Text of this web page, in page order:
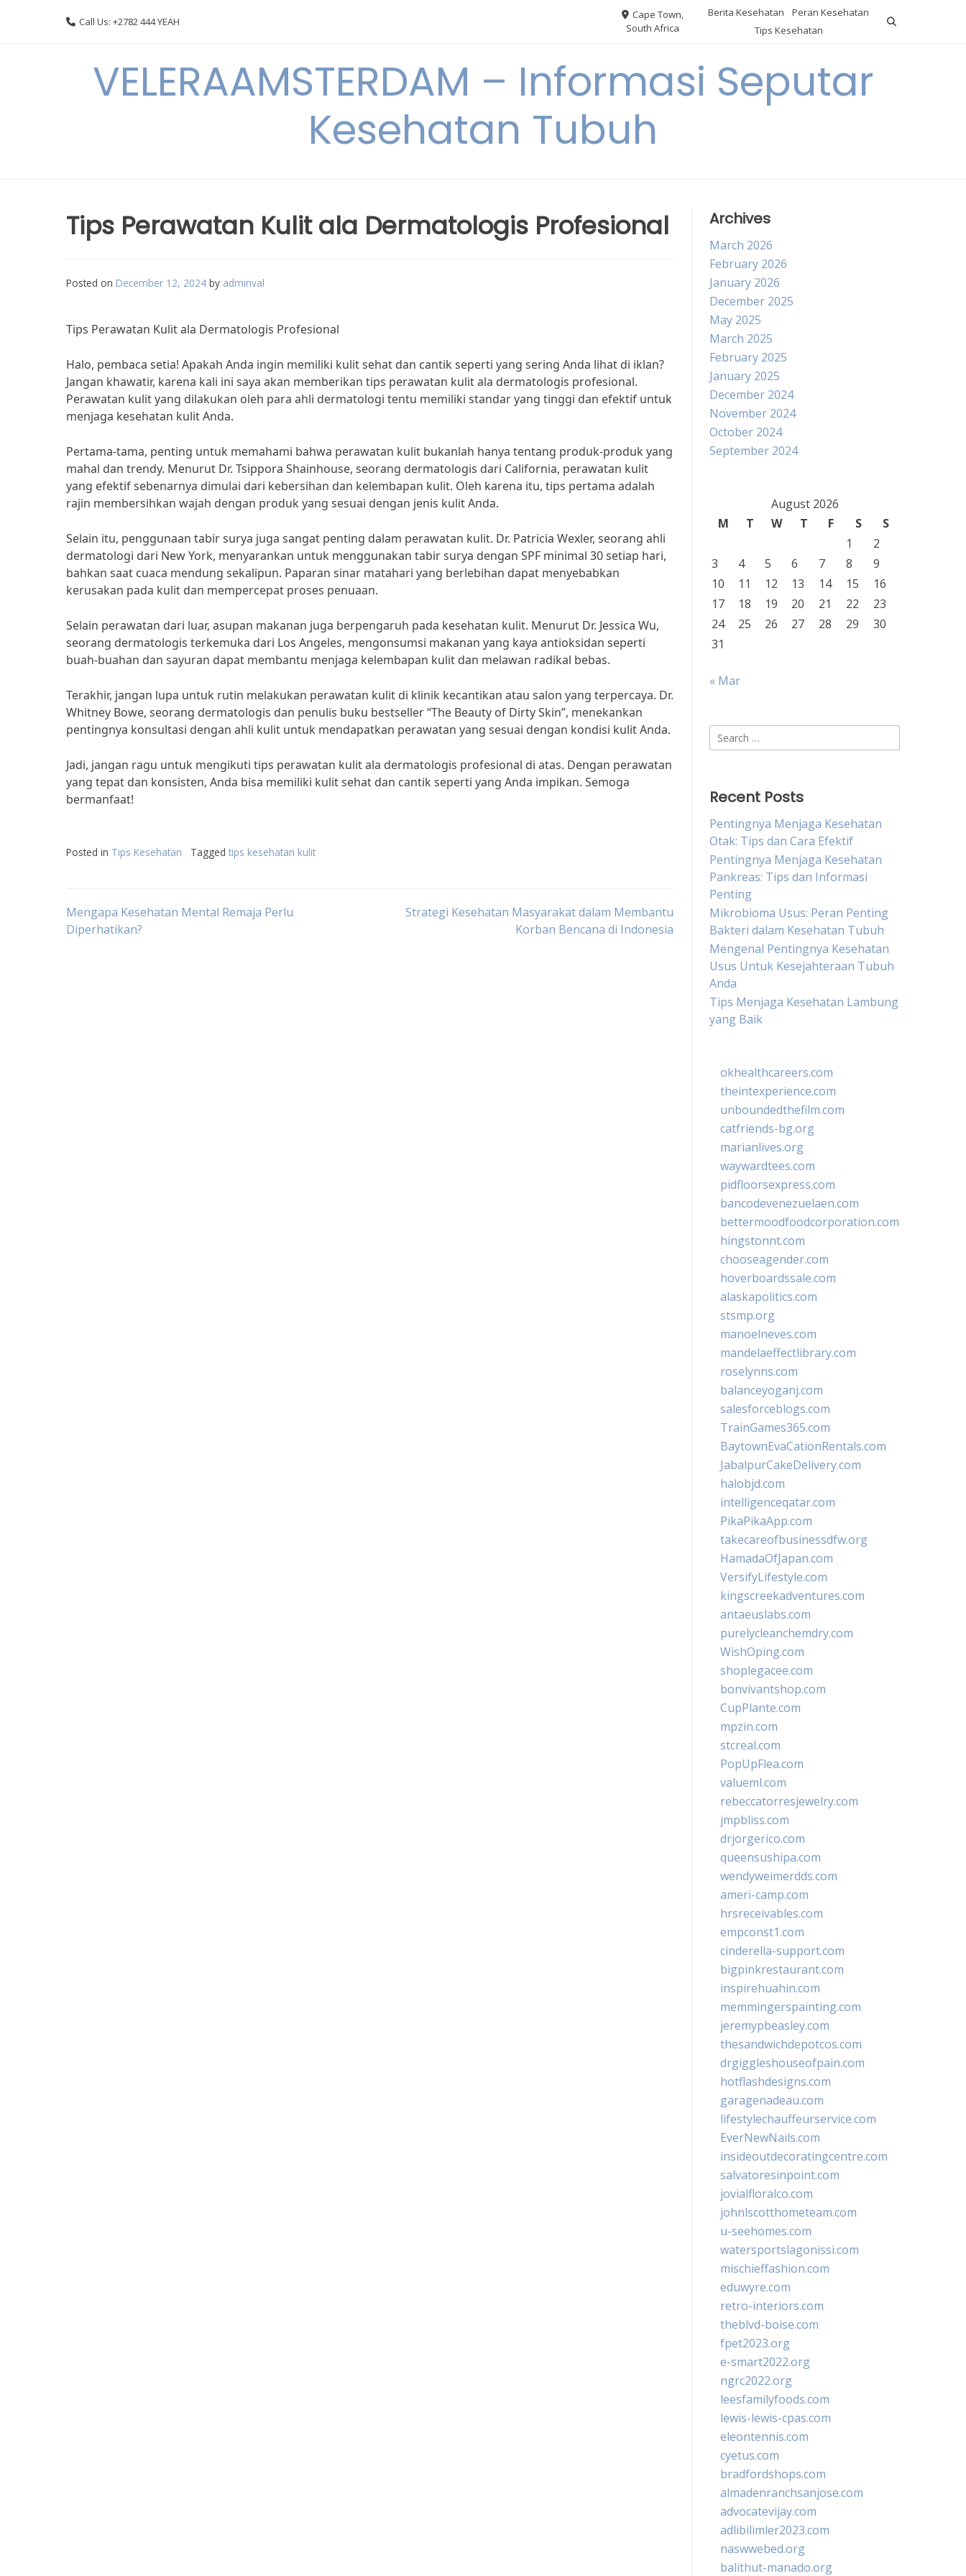
Call Us: +2782 444 YEAH
Cape Town,
South Africa
Berita Kesehatan
Peran Kesehatan
Tips Kesehatan
VELERAAMSTERDAM – Informasi Seputar
Kesehatan Tubuh
Tips Perawatan Kulit ala Dermatologis Profesional
Posted on December 12, 2024 by adminval
Tips Perawatan Kulit ala Dermatologis Profesional
Halo, pembaca setia! Apakah Anda ingin memiliki kulit sehat dan cantik seperti yang sering Anda lihat di iklan?
Jangan khawatir, karena kali ini saya akan memberikan tips perawatan kulit ala dermatologis profesional.
Perawatan kulit yang dilakukan oleh para ahli dermatologi tentu memiliki standar yang tinggi dan efektif untuk
menjaga kesehatan kulit Anda.
Pertama-tama, penting untuk memahami bahwa perawatan kulit bukanlah hanya tentang produk-produk yang
mahal dan trendy. Menurut Dr. Tsippora Shainhouse, seorang dermatologis dari California, perawatan kulit
yang efektif sebenarnya dimulai dari kebersihan dan kelembapan kulit. Oleh karena itu, tips pertama adalah
rajin membersihkan wajah dengan produk yang sesuai dengan jenis kulit Anda.
Selain itu, penggunaan tabir surya juga sangat penting dalam perawatan kulit. Dr. Patricia Wexler, seorang ahli
dermatologi dari New York, menyarankan untuk menggunakan tabir surya dengan SPF minimal 30 setiap hari,
bahkan saat cuaca mendung sekalipun. Paparan sinar matahari yang berlebihan dapat menyebabkan
kerusakan pada kulit dan mempercepat proses penuaan.
Selain perawatan dari luar, asupan makanan juga berpengaruh pada kesehatan kulit. Menurut Dr. Jessica Wu,
seorang dermatologis terkemuka dari Los Angeles, mengonsumsi makanan yang kaya antioksidan seperti
buah-buahan dan sayuran dapat membantu menjaga kelembapan kulit dan melawan radikal bebas.
Terakhir, jangan lupa untuk rutin melakukan perawatan kulit di klinik kecantikan atau salon yang terpercaya. Dr.
Whitney Bowe, seorang dermatologis dan penulis buku bestseller “The Beauty of Dirty Skin”, menekankan
pentingnya konsultasi dengan ahli kulit untuk mendapatkan perawatan yang sesuai dengan kondisi kulit Anda.
Jadi, jangan ragu untuk mengikuti tips perawatan kulit ala dermatologis profesional di atas. Dengan perawatan
yang tepat dan konsisten, Anda bisa memiliki kulit sehat dan cantik seperti yang Anda impikan. Semoga
bermanfaat!
Posted in Tips Kesehatan Tagged tips kesehatan kulit
Post
Mengapa Kesehatan Mental Remaja Perlu
Diperhatikan?
Strategi Kesehatan Masyarakat dalam Membantu
Korban Bencana di Indonesia
Archives
March 2026
February 2026
January 2026
December 2025
May 2025
March 2025
February 2025
January 2025
December 2024
November 2024
October 2024
September 2024
August 2026
M
T W T F S
S
1
2
3
4 5 6 7 8
9
10
11 12 13 14 15
16
17
18 19 20 21 22
23
24
25 26 27 28 29
30
31
« Mar
Search
for:
Recent Posts
Pentingnya Menjaga Kesehatan
Otak: Tips dan Cara Efektif
Pentingnya Menjaga Kesehatan
Pankreas: Tips dan Informasi
Penting
Mikrobioma Usus: Peran Penting
Bakteri dalam Kesehatan Tubuh
Mengenal Pentingnya Kesehatan
Usus Untuk Kesejahteraan Tubuh
Anda
Tips Menjaga Kesehatan Lambung
yang Baik
okhealthcareers.com
theintexperience.com
unboundedthefilm.com
catfriends-bg.org
marianlives.org
waywardtees.com
pidfloorsexpress.com
bancodevenezuelaen.com
bettermoodfoodcorporation.com
hingstonnt.com
chooseagender.com
hoverboardssale.com
alaskapolitics.com
stsmp.org
manoelneves.com
mandelaeffectlibrary.com
roselynns.com
balanceyoganj.com
salesforceblogs.com
TrainGames365.com
BaytownEvaCationRentals.com
JabalpurCakeDelivery.com
halobjd.com
intelligenceqatar.com
PikaPikaApp.com
takecareofbusinessdfw.org
HamadaOfJapan.com
VersifyLifestyle.com
kingscreekadventures.com
antaeuslabs.com
purelycleanchemdry.com
WishOping.com
shoplegacee.com
bonvivantshop.com
CupPlante.com
mpzin.com
stcreal.com
PopUpFlea.com
valueml.com
rebeccatorresjewelry.com
jmpbliss.com
drjorgerico.com
queensushipa.com
wendyweimerdds.com
ameri-camp.com
hrsreceivables.com
empconst1.com
cinderella-support.com
bigpinkrestaurant.com
inspirehuahin.com
memmingerspainting.com
jeremypbeasley.com
thesandwichdepotcos.com
drgiggleshouseofpain.com
hotflashdesigns.com
garagenadeau.com
lifestylechauffeurservice.com
EverNewNails.com
insideoutdecoratingcentre.com
salvatoresinpoint.com
jovialfloralco.com
johnlscotthometeam.com
u-seehomes.com
watersportslagonissi.com
mischieffashion.com
eduwyre.com
retro-interiors.com
theblvd-boise.com
fpet2023.org
e-smart2022.org
ngrc2022.org
leesfamilyfoods.com
lewis-lewis-cpas.com
eleontennis.com
cyetus.com
bradfordshops.com
almadenranchsanjose.com
advocatevijay.com
adlibilimler2023.com
naswwebed.org
balithut-manado.org